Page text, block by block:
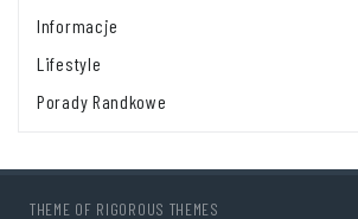
Informacje
Lifestyle
Porady Randkowe
THEME OF RIGOROUS THEMES